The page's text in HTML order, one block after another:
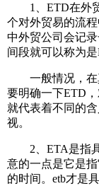
1、ETD在外贸
个对外贸易的流
中外贸公司会记
间段就可以称为是
一般情况，在
要明确一下ETD
就代表着不同的
视。
2、ETA是指具
意的一点是它是
的时间。etb才是